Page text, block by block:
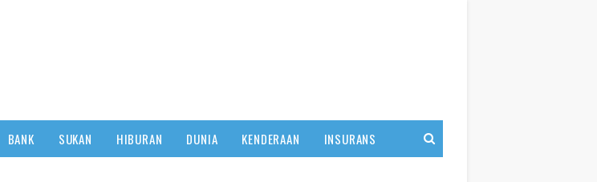
BANK SUKAN HIBURAN DUNIA KENDERAAN INSURANS